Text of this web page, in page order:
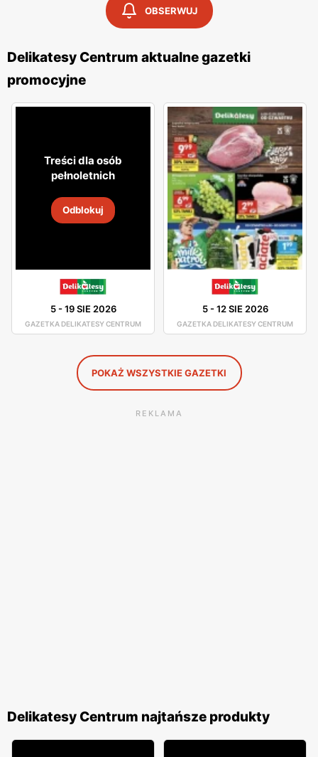
cenach. Placówki handlowe znajdują się bardzo blisko
osiedli mieszkaniowych, tak abyś miał możliwość zrobienia
rzeczowym podejściem do klienta oraz korzystają ze
sprawdzonych dostawców, a personelowi nie schodzi
uśmiech z twarzy, dzięki czemu w sklepie panuje miła
atmosfera. Asortyment sklepu jest dobrze rozmieszczony,
toteż nie będziesz miał problemu z odszukaniem
potrzebnego dla Ciebie produktu.
W asortymencie dostępne są artykuły spożywcze oraz
chemia gospodarcza od pewnych producentów, którzy
gwarantują Ci dobrą jakość swoich produktów. Świeże
chrupiące pieczywo, smaczne owoce i warzywa, wyborne
mięsa oraz ryby - to wszystko znajdziesz w Delikatesach
Centrum. Duża ilość tych sklepów sprawia, że nawet nie
musisz wsiadać w samochód, by pójść na zakupy, gdyż
jest ogromne prawdopodobieństwo, że sklep Delikatesy
Centrum znajduje się w niedalekiej odległości od Ciebie.
OBSERWUJ
Delikatesy Centrum aktualne gazetki
promocyjne
Treści dla osób
pełnoletnich
Odblokuj
5-19 SIE 2026
GAZETKA DELIKATESY CENTRUM
5-12 SIE 2026
GAZETKA DELIKATESY CENTRUM
POKAŻ WSZYSTKIE GAZETKI
REKLAMA
Delikatesy Centrum najtańsze produkty